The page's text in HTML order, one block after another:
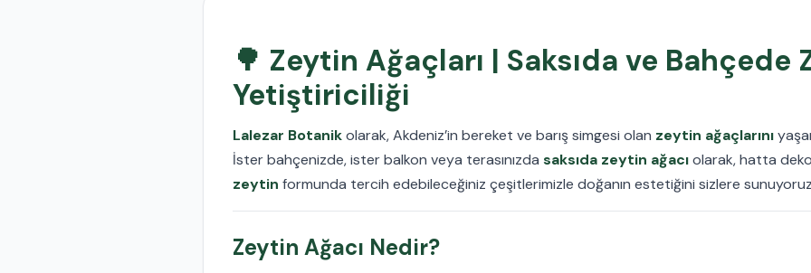
🌳 Zeytin Ağaçları | Saksıda ve Bahçede
Yetiştiriciliği
Lalezar Botanikolarak, Akdeniz’in bereket ve barış simgesi olan zeytin ağaçlarını
İster bahçenizde, ister balkon veya terasınızda saksıda zeytin ağacıolarak, hatta
zeytin formunda tercih edebileceğiniz çeşitlerimizle doğanın estetiğini sizlere
Zeytin Ağacı Nedir?